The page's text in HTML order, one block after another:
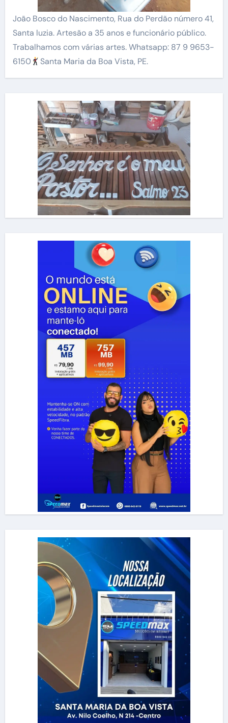
João Bosco do Nascimento, Rua do Perdão número 41,
Santa luzia. Artesão a 35 anos e funcionário público.
Trabalhamos com várias artes. Whatsapp: 87 9 9653-
6150
Santa Maria da Boa Vista, PE.